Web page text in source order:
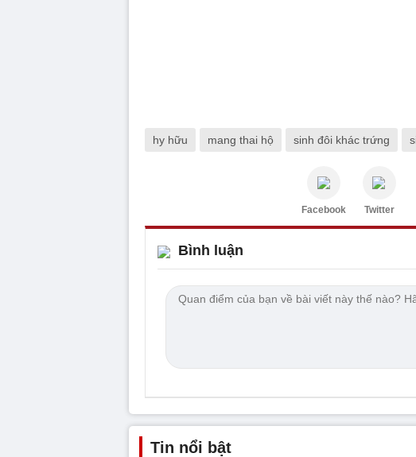
hy hữu mang thai hộ sinh đôi khác trứng
Facebook Twitter
Bình luận
Tin nổi bật